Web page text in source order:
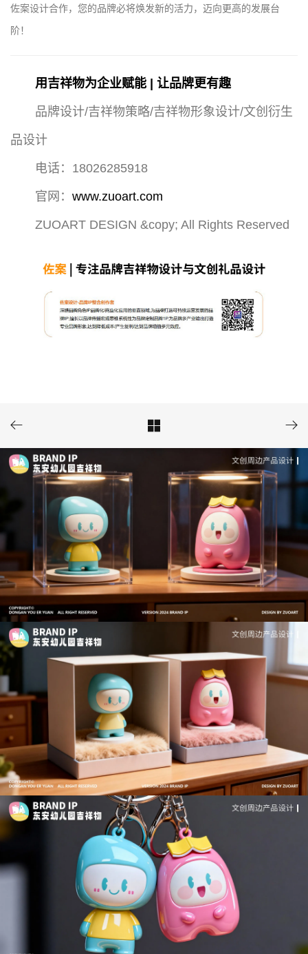
佐案设计合作，您的品牌必将焕发新的活力，迈向更高的发展台
阶！
用吉祥物为企业赋能 | 让品牌更有趣
品牌设计/吉祥物策略/吉祥物形象设计/文创衍生
品设计
电话：18026285918
官网： www.zuoart.com
ZUOART DESIGN &copy; All Rights Reserved
  